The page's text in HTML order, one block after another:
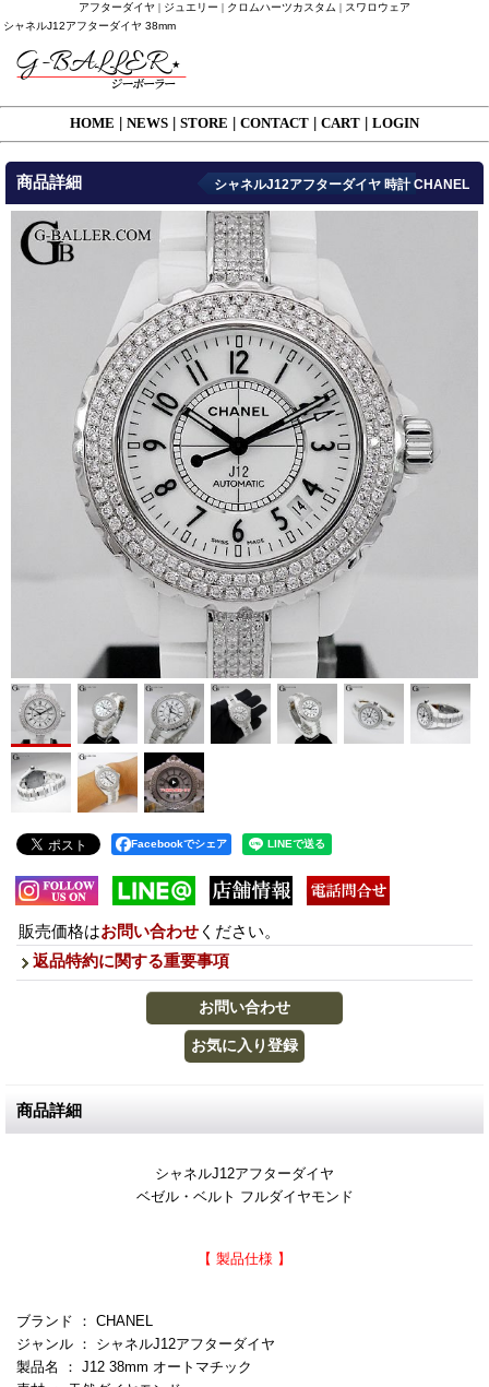
アフターダイヤ | ジュエリー | クロムハーツカスタム | スワロウェア
シャネルJ12アフターダイヤ 38mm
HOME NEWS STORE CONTACT CART LOGIN
商品詳細 シャネルJ12アフターダイヤ 時計 CHANEL
Facebookでシェア
販売価格はお問い合わせ ください。
返品特約に関する重要事項
商品詳細
シャネルJ12アフターダイヤ
ベゼル・ベルト フルダイヤモンド
【 製品仕様 】
ブランド ： CHANEL
ジャンル ： シャネルJ12アフターダイヤ
製品名 ： J12 38mm オートマチック